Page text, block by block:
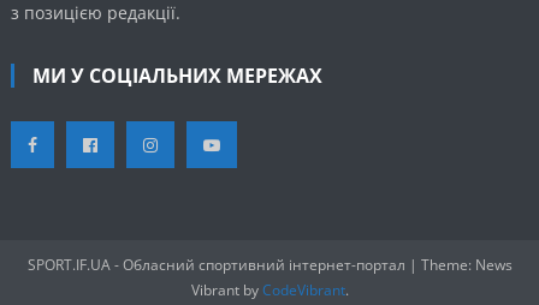
з позицією редакції.
МИ У СОЦІАЛЬНИХ МЕРЕЖАХ
SPORT.IF.UA - Обласний спортивний інтернет-портал | Theme: News
Vibrant byCodeVibrant.